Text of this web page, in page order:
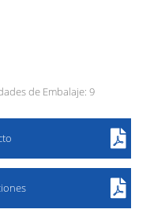
de Embalaje: 9